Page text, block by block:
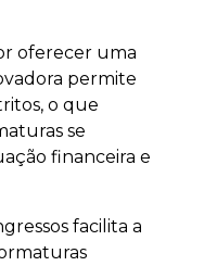
oferecer uma
permite
o que
se
financeira e
facilita a